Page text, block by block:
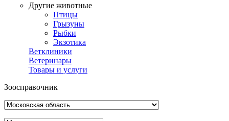
Другие животные
Птицы
Грызуны
Рыбки
Экзотика
Ветклиники
Ветеринары
Товары и услуги
Зоосправочник